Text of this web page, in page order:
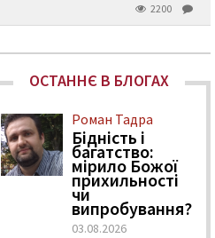
2200
ОСТАННЄ В БЛОГАХ
Роман Тадра
Бідність і
багатство:
мірило Божої
прихильності
чи
випробування?
03.08.2026